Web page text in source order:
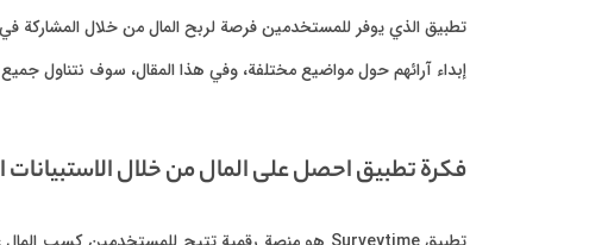
تطبيق الذي يوفر للمستخدمين فرصة لربح المال من خلال
إبداء آرائهم حول مواضيع مختلفة، وفي هذا المقال، سوف نتناول
فكرة تطبيق احصل على المال من خلال الاستبيانات